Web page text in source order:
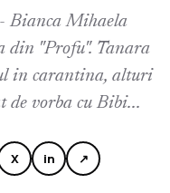
Bianca Mihaela
din "Profu". Tanara
in carantina, alturi
de vorba cu Bibi...
X in ↗